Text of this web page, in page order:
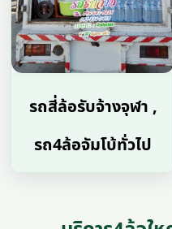
รถสี่ล้อรับจ้างจุฬา ,
รถ4ล้อจัมโบ้ทั่วไป